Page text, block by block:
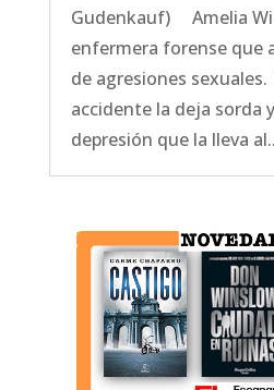
Gudenkauf) Amelia
enfermera forense que
de agresiones
accidente la deja sorda
depresión que la lleva